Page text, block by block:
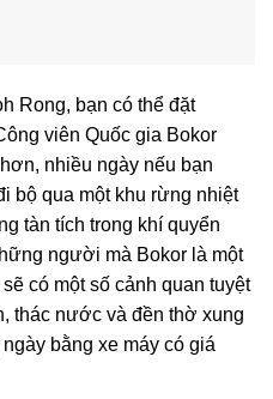
Rong, bạn có thể đặt
viên Quốc gia Bokor
nhiều ngày nếu bạn
bộ qua một khu rừng nhiệt
tàn tích trong khí quyển
người mà Bokor là một
có một số cảnh quan tuyệt
thác nước và đền thờ xung
bằng xe máy có giá